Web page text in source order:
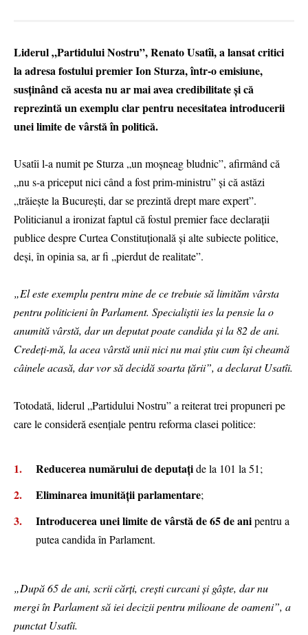
Liderul „Partidului Nostru”, Renato Usatîi, a lansat critici
la adresa fostului premier Ion Sturza, într-o emisiune,
susținând că acesta nu ar mai avea credibilitate și că
reprezintă un exemplu clar pentru necesitatea introducerii
unei limite de vârstă în politică.
Usatîi l-a numit pe Sturza „un moșneag bludnic”, afirmând că
„nu s-a priceput nici când a fost prim-ministru” și că astăzi
„trăiește la București, dar se prezintă drept mare expert”.
Politicianul a ironizat faptul că fostul premier face declarații
publice despre Curtea Constituțională și alte subiecte politice,
deși, în opinia sa, ar fi „pierdut de realitate”.
„El este exemplu pentru mine de ce trebuie să limităm vârsta
pentru politicieni în Parlament. Specialiștii ies la pensie la o
anumită vârstă, dar un deputat poate candida și la 82 de ani.
Credeți-mă, la acea vârstă unii nici nu mai știu cum își cheamă
câinele acasă, dar vor să decidă soarta țării”, a declarat Usatîi.
Totodată, liderul „Partidului Nostru” a reiterat trei propuneri pe
care le consideră esențiale pentru reforma clasei politice:
Reducerea numărului de deputațide la 101 la 51;
Eliminarea imunității parlamentare;
Introducerea unei limite de vârstă de 65 de anipentru a
putea candida în Parlament.
„După 65 de ani, scrii cărți, crești curcani și gâște, dar nu
mergi în Parlament să iei decizii pentru milioane de oameni”, a
punctat Usatîi.